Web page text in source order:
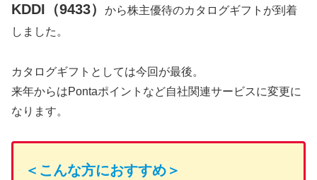
KDDI（9433）
から株主優待のカタログギフトが到着
しました。
カタログギフトとしては今回が最後。
来年からはPontaポイントなど自社関連サービスに変更に
なります。
＜こんな方におすすめ＞